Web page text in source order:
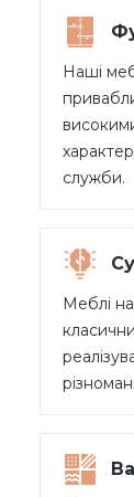
Наші
служби.
Меблі